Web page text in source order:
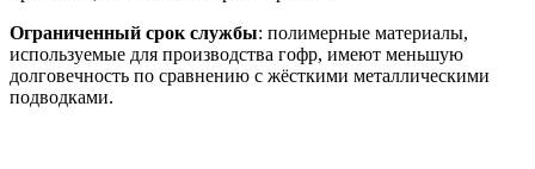
Ограниченный срок службы: полимерные материалы,
используемые для производства гофр, имеют меньшую
долговечность по сравнению с жёсткими металлическими
подводками.